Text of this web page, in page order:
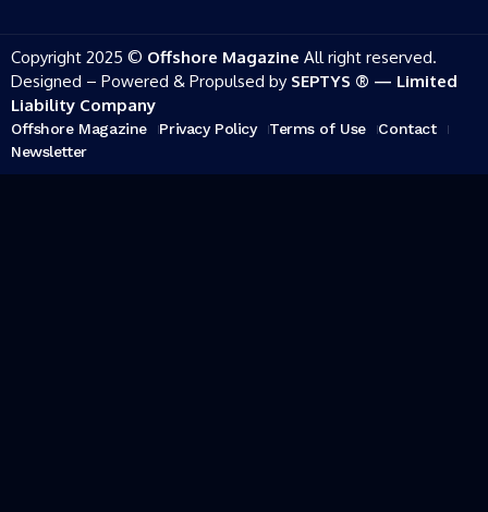
Copyright 2025 © Offshore Magazine All right reserved.
Designed – Powered & Propulsed by SEPTYS ® — Limited
Liability Company
Offshore Magazine Privacy Policy Terms of Use
Contact
Newsletter